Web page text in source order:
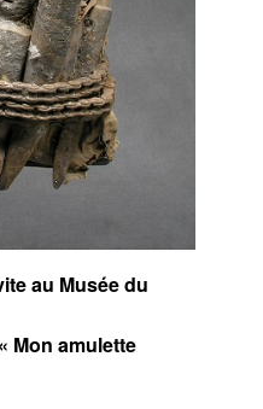
au Musée du
Mon amulette